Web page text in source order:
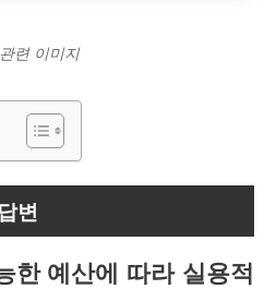
련 이미지
변
한 예산에 따라 실용적